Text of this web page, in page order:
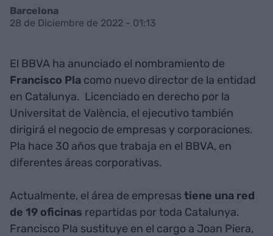
Barcelona
28 de Diciembre de 2022 - 01:13
El BBVA ha anunciado el nombramiento de
Francisco Pla como nuevo director de la entidad
en Catalunya. Licenciado en derecho por la
Universitat de València, el ejecutivo también
dirigirá el negocio de empresas y corporaciones.
Pla hace 30 años que trabaja en el BBVA, en
diferentes áreas corporativas.
Actualmente, el área de empresastiene una red
de 19 oficinas repartidas por toda Catalunya.
Francisco Pla sustituye en el cargo a Joan Piera,